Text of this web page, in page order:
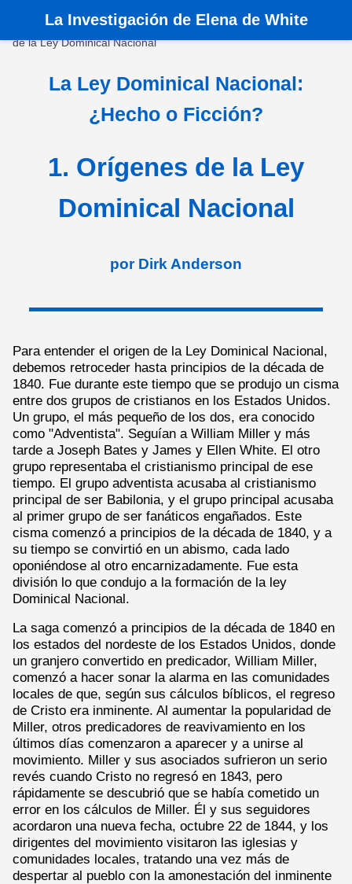
> Libros > La Ley Dominical Nacional > 1. Orígenes
de la Ley Dominical Nacional
La Investigación de Elena de White
La Ley Dominical Nacional:
¿Hecho o Ficción?
1. Orígenes de la Ley
Dominical Nacional
por Dirk Anderson
Para entender el origen de la Ley Dominical Nacional,
debemos retroceder hasta principios de la década de
1840. Fue durante este tiempo que se produjo un cisma
entre dos grupos de cristianos en los Estados Unidos.
Un grupo, el más pequeño de los dos, era conocido
como "Adventista". Seguían a William Miller y más
tarde a Joseph Bates y James y Ellen White. El otro
grupo representaba el cristianismo principal de ese
tiempo. El grupo adventista acusaba al cristianismo
principal de ser Babilonia, y el grupo principal acusaba
al primer grupo de ser fanáticos engañados. Este
cisma comenzó a principios de la década de 1840, y a
su tiempo se convirtió en un abismo, cada lado
oponiéndose al otro encarnizadamente. Fue esta
división lo que condujo a la formación de la ley
Dominical Nacional.
La saga comenzó a principios de la década de 1840 en
los estados del nordeste de los Estados Unidos, donde
un granjero convertido en predicador, William Miller,
comenzó a hacer sonar la alarma en las comunidades
locales de que, según sus cálculos bíblicos, el regreso
de Cristo era inminente. Al aumentar la popularidad de
Miller, otros predicadores de reavivamiento en los
últimos días comenzaron a aparecer y a unirse al
movimiento. Miller y sus asociados sufrieron un serio
revés cuando Cristo no regresó en 1843, pero
rápidamente se descubrió que se había cometido un
error en los cálculos de Miller. Él y sus seguidores
acordaron una nueva fecha, octubre 22 de 1844, y los
dirigentes del movimiento visitaron las iglesias y
comunidades locales, tratando una vez más de
despertar al pueblo con la amonestación del inminente